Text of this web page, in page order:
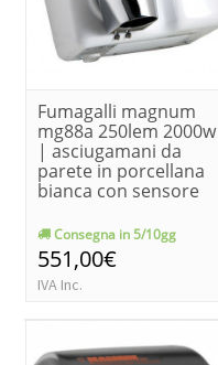
Fumagalli magnum
mg88a 250lem 2000w
| asciugamani da
parete in porcellana
bianca con sensore
Consegna in 5/10gg
551,00€
IVA Inc.